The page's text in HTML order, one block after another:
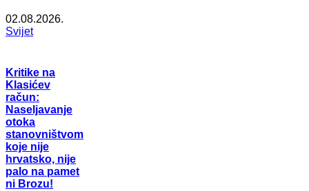
02.08.2026.
Svijet
Kritike na
Klasićev
račun:
Naseljavanje
otoka
stanovništvom
koje nije
hrvatsko, nije
palo na pamet
ni Brozu!